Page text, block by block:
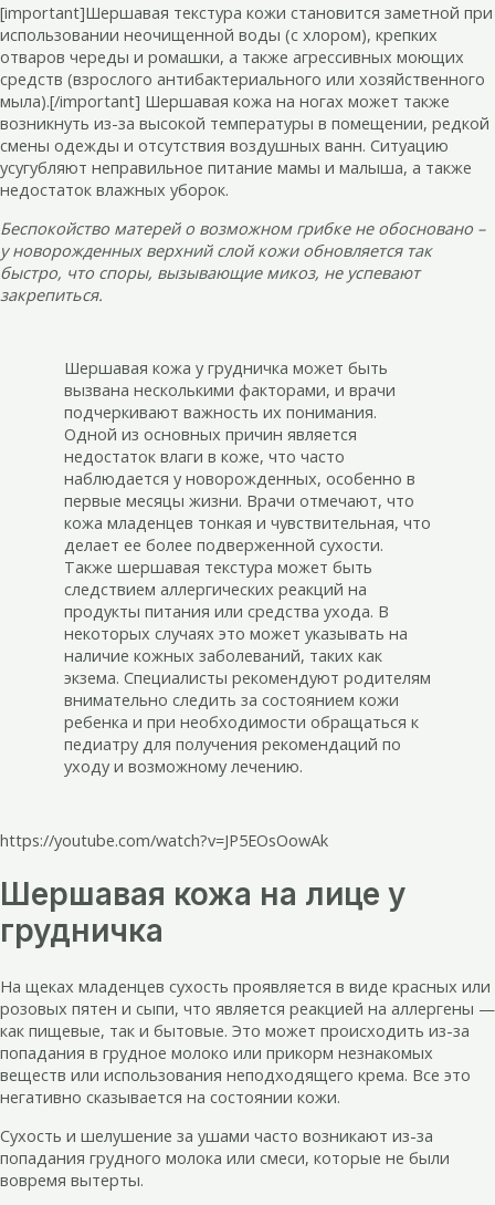
[important]Шершавая текстура кожи становится заметной при
использовании неочищенной воды (с хлором), крепких
отваров череды и ромашки, а также агрессивных моющих
средств (взрослого антибактериального или хозяйственного
мыла).[/important] Шершавая кожа на ногах может также
возникнуть из-за высокой температуры в помещении, редкой
смены одежды и отсутствия воздушных ванн. Ситуацию
усугубляют неправильное питание мамы и малыша, а также
недостаток влажных уборок.
Беспокойство матерей о возможном грибке не обосновано –
у новорожденных верхний слой кожи обновляется так
быстро, что споры, вызывающие микоз, не успевают
закрепиться.
Шершавая кожа у грудничка может быть
вызвана несколькими факторами, и врачи
подчеркивают важность их понимания.
Одной из основных причин является
недостаток влаги в коже, что часто
наблюдается у новорожденных, особенно в
первые месяцы жизни. Врачи отмечают, что
кожа младенцев тонкая и чувствительная, что
делает ее более подверженной сухости.
Также шершавая текстура может быть
следствием аллергических реакций на
продукты питания или средства ухода. В
некоторых случаях это может указывать на
наличие кожных заболеваний, таких как
экзема. Специалисты рекомендуют родителям
внимательно следить за состоянием кожи
ребенка и при необходимости обращаться к
педиатру для получения рекомендаций по
уходу и возможному лечению.
https://youtube.com/watch?v=JP5EOsOowAk
Шершавая кожа на лице у
грудничка
На щеках младенцев сухость проявляется в виде красных или
розовых пятен и сыпи, что является реакцией на аллергены —
как пищевые, так и бытовые. Это может происходить из-за
попадания в грудное молоко или прикорм незнакомых
веществ или использования неподходящего крема. Все это
негативно сказывается на состоянии кожи.
Сухость и шелушение за ушами часто возникают из-за
попадания грудного молока или смеси, которые не были
вовремя вытерты.